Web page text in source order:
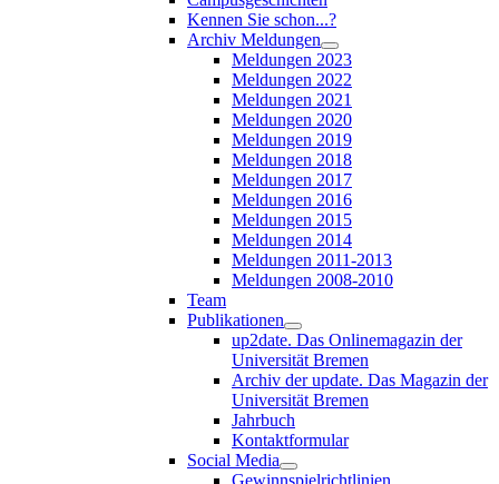
Kennen Sie schon...?
Archiv Meldungen
Meldungen 2023
Meldungen 2022
Meldungen 2021
Meldungen 2020
Meldungen 2019
Meldungen 2018
Meldungen 2017
Meldungen 2016
Meldungen 2015
Meldungen 2014
Meldungen 2011-2013
Meldungen 2008-2010
Team
Publikationen
up2date. Das Onlinemagazin der
Universität Bremen
Archiv der update. Das Magazin der
Universität Bremen
Jahrbuch
Kontaktformular
Social Media
Gewinnspielrichtlinien